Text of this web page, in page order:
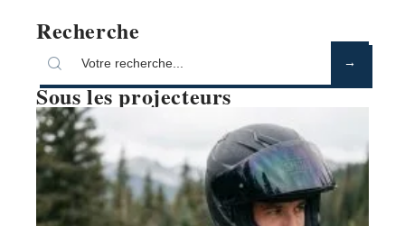
Recherche
Sous les projecteurs